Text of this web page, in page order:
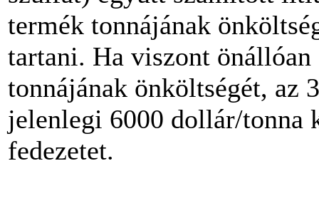
termék tonnájának
tartani. Ha viszont
tonnájának önköltségét, az
jelenlegi 6000 dollár/tonna
fedezetet.